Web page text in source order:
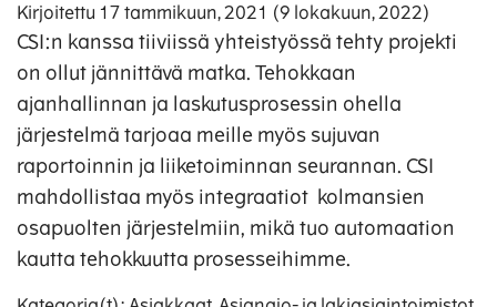
Kirjoitettu 17 tammikuun, 2021 (9 lokakuun, 2022)
CSI:n kanssa tiiviissä yhteistyössä tehty projekti
on ollut jännittävä matka. Tehokkaan
ajanhallinnan ja laskutusprosessin ohella
järjestelmä tarjoaa meille myös sujuvan
raportoinnin ja liiketoiminnan seurannan. CSI
mahdollistaa myös integraatiot kolmansien
osapuolten järjestelmiin, mikä tuo automaation
kautta tehokkuutta prosesseihimme.